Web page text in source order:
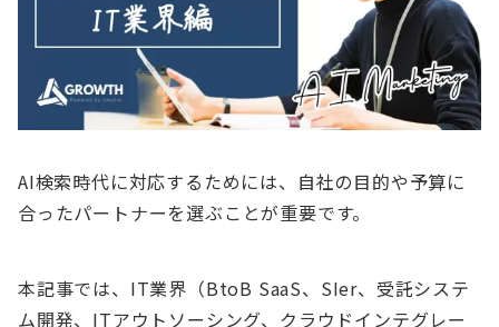
AI検索時代に対応するためには、自社の目的や予算に
合ったパートナーを選ぶことが重要です。
本記事では、IT業界（BtoB SaaS、SIer、受託システ
ム開発、ITアウトソーシング、クラウドインテグレー